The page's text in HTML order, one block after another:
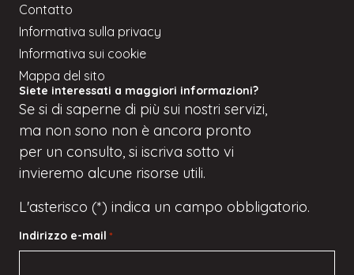
Contatto
Informativa sulla privacy
Informativa sui cookie
Mappa del sito
Siete interessati a maggiori informazioni?
Se si di saperne di più sui nostri servizi,
ma non sono non è ancora pronto
per un consulto, si iscriva sotto vi
invieremo alcune risorse utili.
L'asterisco (*) indica un campo obbligatorio.
Indirizzo e-mail *